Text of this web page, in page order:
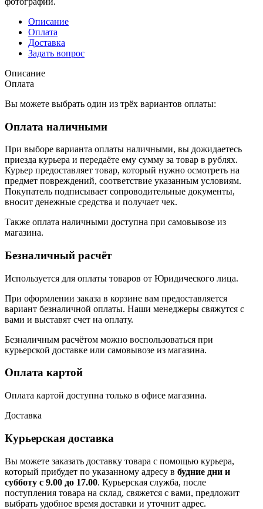
Описание
Оплата
Доставка
Задать вопрос
Описание
Оплата
Вы можете выбрать один из трёх вариантов оплаты:
Оплата наличными
При выборе варианта оплаты наличными, вы дожидаетесь
приезда курьера и передаёте ему сумму за товар в рублях.
Курьер предоставляет товар, который нужно осмотреть на
предмет повреждений, соответствие указанным условиям.
Покупатель подписывает сопроводительные документы,
вносит денежные средства и получает чек.
Также оплата наличными доступна при самовывозе из
магазина.
Безналичный расчёт
Используется для оплаты товаров от Юридического лица.
При оформлении заказа в корзине вам предоставляется
вариант безналичной оплаты. Наши менеджеры свяжутся с
вами и выставят счет на оплату.
Безналичным расчётом можно воспользоваться при
курьерской доставке или самовывозе из магазина.
Оплата картой
Оплата картой доступна только в офисе магазина.
Доставка
Курьерская доставка
Вы можете заказать доставку товара с помощью курьера,
который прибудет по указанному адресу в будние дни и
субботу с 9.00 до 17.00. Курьерская служба, после
поступления товара на склад, свяжется с вами, предложит
выбрать удобное время доставки и уточнит адрес.